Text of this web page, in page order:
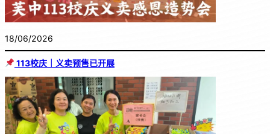
18/06/2026
113校庆｜义卖预售已开展